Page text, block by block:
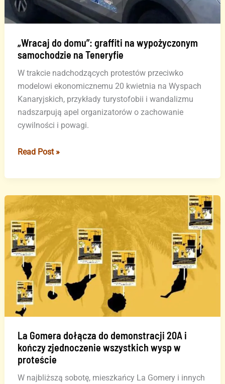
„Wracaj do domu”: graffiti na wypożyczonym
samochodzie na Teneryfie
W trakcie nadchodzących protestów przeciwko
modelowi ekonomicznemu 20 kwietnia na Wyspach
Kanaryjskich, przykłady turystofobii i wandalizmu
nadszarpują apel organizatorów o zachowanie
cywilności i powagi.
„Wracaj
domu”:
wypożyczonym
samochodzie
na
Teneryfie
Read Post »
La Gomera dołącza do demonstracji 20A i
kończy zjednoczenie wszystkich wysp w
proteście
W najbliższą sobotę, mieszkańcy La Gomery i innych